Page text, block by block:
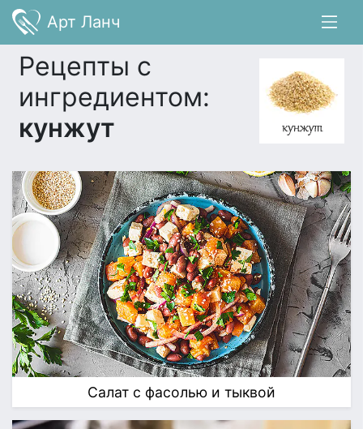
Арт Ланч
Рецепты с
ингредиентом:
кунжут
Салат с фасолью и тыквой